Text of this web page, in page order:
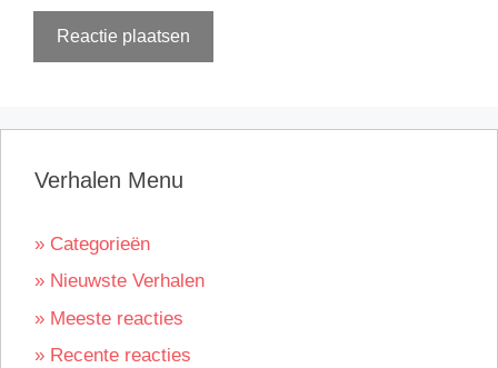
Verhalen Menu
» Categorieën
» Nieuwste Verhalen
» Meeste reacties
» Recente reacties